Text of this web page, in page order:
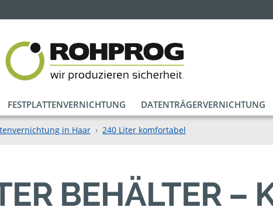
FESTPLATTENVERNICHTUNG DATENTRÄGERVERNICHTUNG
in Haar 240 Liter komfortabel
BEHÄLTER –